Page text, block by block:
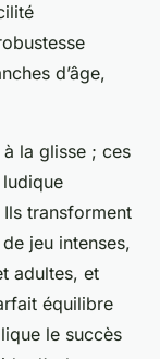
d’âge,
la glisse ; ces
Ils transforment
jeu intenses,
adultes, et
équilibre
le succès